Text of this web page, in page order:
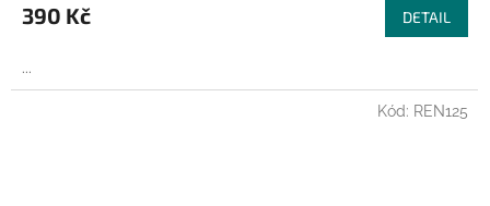
390 Kč DETAIL
...
Kód: REN125